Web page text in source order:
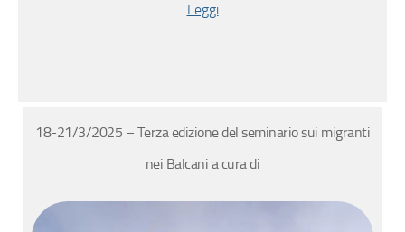
Leggi
18-21/3/2025 – Terza edizione del seminario sui migranti
nei Balcani a cura di